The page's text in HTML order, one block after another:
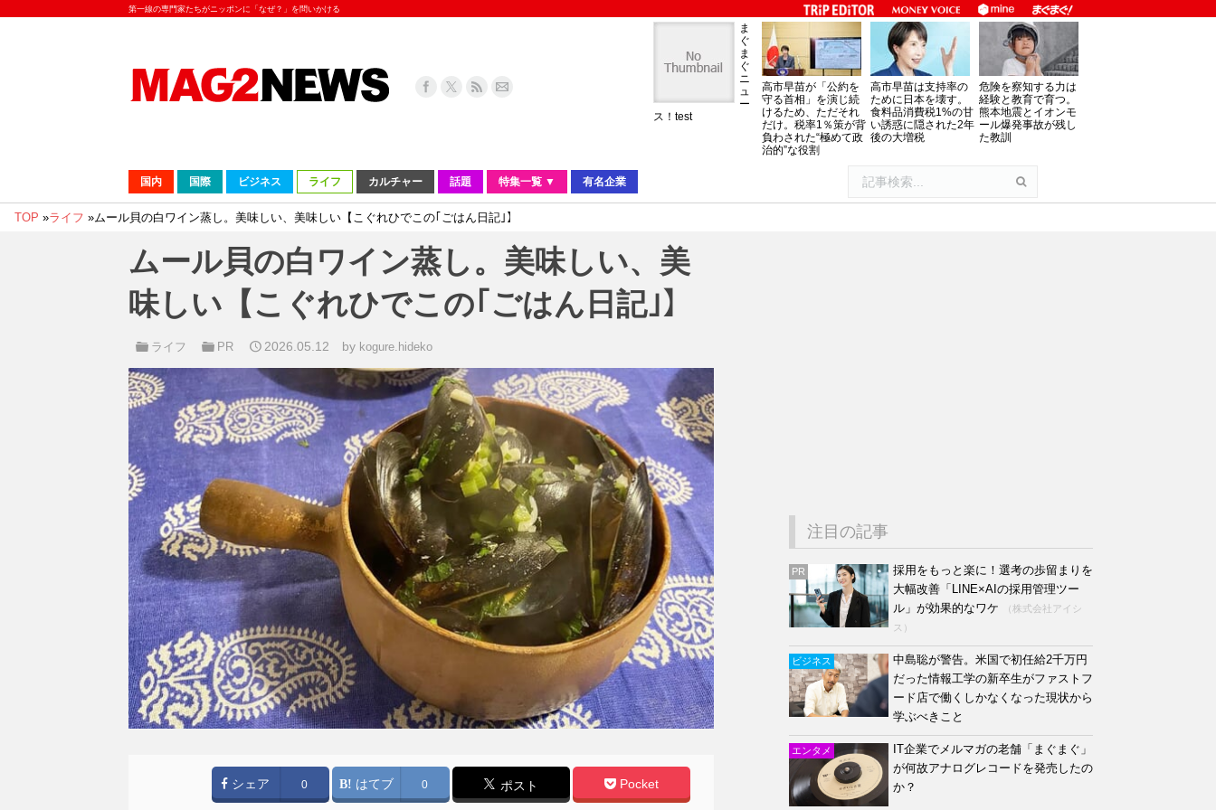
第一線の専門家たちがニッポンに「なぜ？」を問いかける
ま
ぐ
ま
ぐ
ニ
ュ
ー
ス！test
高市早苗が「公約を
守る首相」を演じ続
けるため、ただそれ
だけ。税率1％策が背
負わされた“極めて政
治的”な役割
高市早苗は支持率の
ために日本を壊す。
食料品消費税1%の甘
い誘惑に隠された2年
後の大増税
危険を察知する力は
経験と教育で育つ。
熊本地震とイオンモ
ール爆発事故が残し
た教訓
国内 国際 ビジネス ライフ カルチャー 話題 特集一覧 ▼ 有名企業
TOP »ライフ »ムール貝の白ワイン蒸し。美味しい、美味しい【こぐれひでこの｢ごはん日記｣】
ムール貝の白ワイン蒸し。美味しい、美
味しい【こぐれひでこの｢ごはん日記｣】
ライフ PR 2026.05.12 by kogure.hideko
シェア 0 はてブ 0 ポスト Pocket
注目の記事
PR
採用をもっと楽に！選考の歩留まりを
大幅改善「LINE×AIの採用管理ツー
ル」が効果的なワケ
（株式会社アイシ
ス）
ビジネス
中島聡が警告。米国で初任給2千万円
だった情報工学の新卒生がファストフ
ード店で働くしかなくなった現状から
学ぶべきこと
エンタメ
IT企業でメルマガの老舗「まぐまぐ」
が何故アナログレコードを発売したの
か？